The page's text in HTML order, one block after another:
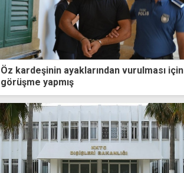
Öz kardeşinin ayaklarından vurulması için
görüşme yapmış